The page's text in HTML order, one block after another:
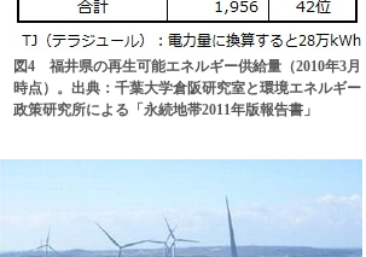
図4 福井県の再生可能エネルギー供給量（2010年3月
時点）。出典：千葉大学倉阪研究室と環境エネルギー
政策研究所による「永続地帯2011年版報告書」